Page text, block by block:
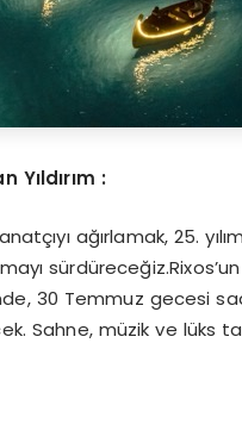
Yıldırım :
ağırlamak, 25.
30 Temmuz gecesi
Sahne, müzik ve lüks